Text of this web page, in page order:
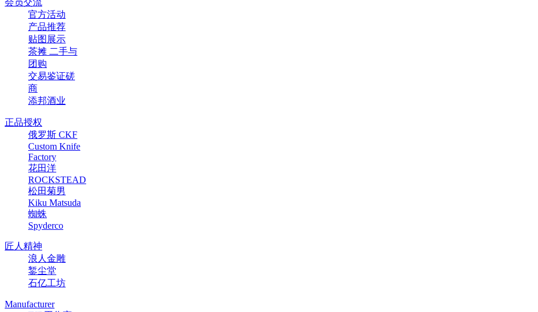
官方活动
产品推荐
贴图展示
茶摊 二手与
团购
交易鉴证磋
商
添邦酒业
正品授权
俄罗斯 CKF
Custom Knife
Factory
花田洋
ROCKSTEAD
松田菊男
Kiku Matsuda
蜘蛛
Spyderco
匠人精神
浪人金雕
錾尘堂
石亿工坊
Manufacturer